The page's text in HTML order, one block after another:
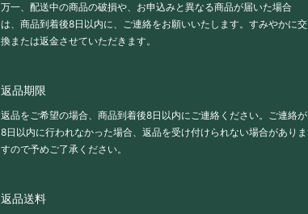
万一、配送中の商品の破損や、お申込みと異なる商品が届いた場合
は、商品到着後8日以内に、ご連絡をお願いいたします。すみやかに交
換または返金させていただきます。
返品期限
返品をご希望の場合、商品到着後8日以内にご連絡ください。ご連絡が
8日以内に行われなかった場合、返品を受け付けられない場合がありま
すので予めご了承ください。
返品送料